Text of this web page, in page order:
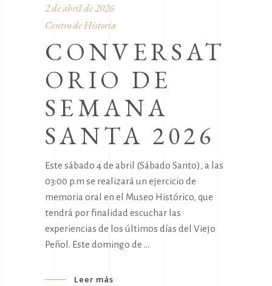
2 de abril de 2026
Centro de Historia
CONVERSAT
ORIO DE
SEMANA
SANTA 2026
Este sábado 4 de abril (Sábado Santo), a las
03:00 p.m se realizará un ejercicio de
memoria oral en el Museo Histórico, que
tendrá por finalidad escuchar las
experiencias de los últimos días del Viejo
Peñol. Este domingo de
Leer más